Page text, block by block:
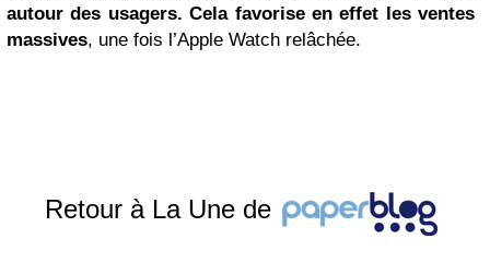
autour des usagers. Cela favorise en effet les ventes
massives, une fois l’Apple Watch relâchée.
Retour à La Une de